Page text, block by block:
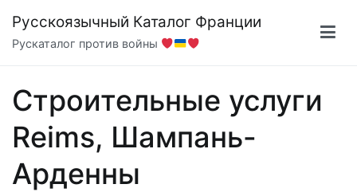
содержимому
Русскоязычный Каталог Франции
Рускаталог против войны
Строительные услуги
Reims, Шампань-
Арденны